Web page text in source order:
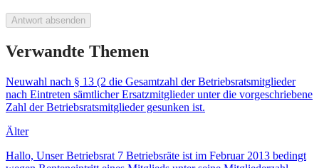
Antwort absenden
Verwandte Themen
Neuwahl nach § 13 (2 die Gesamtzahl der Betriebsratsmitglieder
nach Eintreten sämtlicher Ersatzmitglieder unter die vorgeschriebene
Zahl der Betriebsratsmitglieder gesunken ist.
Älter
Hallo, Unser Betriebsrat 7 Betriebsräte ist im Februar 2013 bedingt